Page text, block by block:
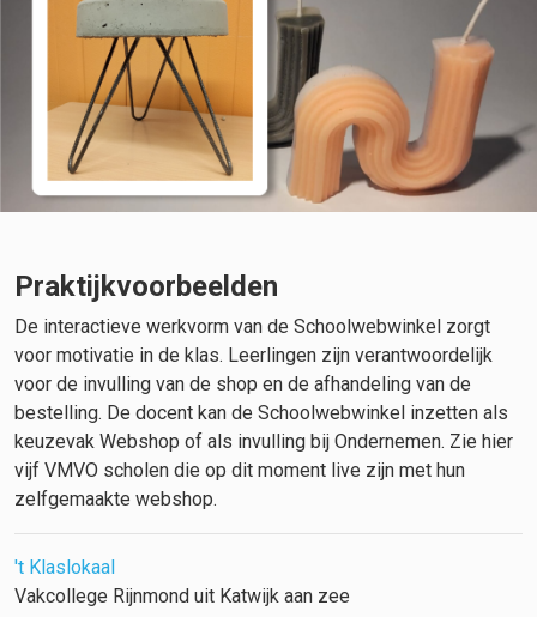
Praktijkvoorbeelden
De interactieve werkvorm van de Schoolwebwinkel zorgt
voor motivatie in de klas. Leerlingen zijn verantwoordelijk
voor de invulling van de shop en de afhandeling van de
bestelling. De docent kan de Schoolwebwinkel inzetten als
keuzevak Webshop of als invulling bij Ondernemen. Zie hier
vijf VMVO scholen die op dit moment live zijn met hun
zelfgemaakte webshop.
't Klaslokaal
Vakcollege Rijnmond uit Katwijk aan zee